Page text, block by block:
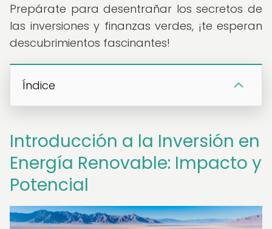
Prepárate para desentrañar los secretos de
las inversiones y finanzas verdes, ¡te esperan
descubrimientos fascinantes!
Índice
Introducción a la Inversión en
Energía Renovable: Impacto y
Potencial